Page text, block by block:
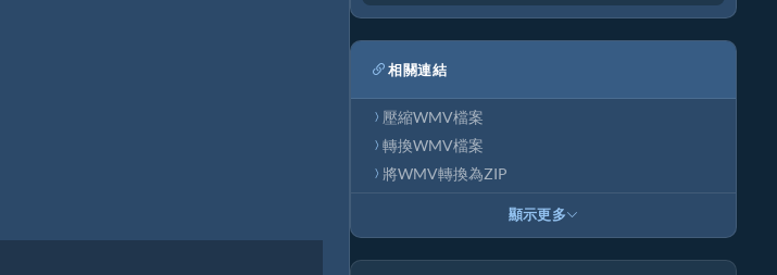
相關連結
壓縮WMV檔案
轉換WMV檔案
將WMV轉換為ZIP
顯示更多